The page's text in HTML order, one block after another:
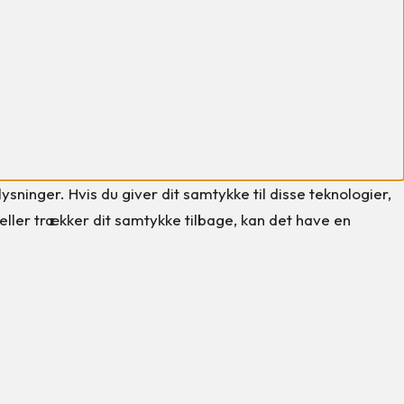
Hvis du giver dit samtykke til disse teknologier,
trækker dit samtykke tilbage, kan det have en